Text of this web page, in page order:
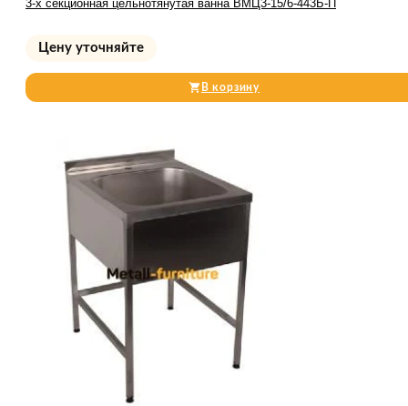
3-х секционная цельнотянутая ванна ВМЦ3-15/6-443Б-П
Цену уточняйте
В корзину